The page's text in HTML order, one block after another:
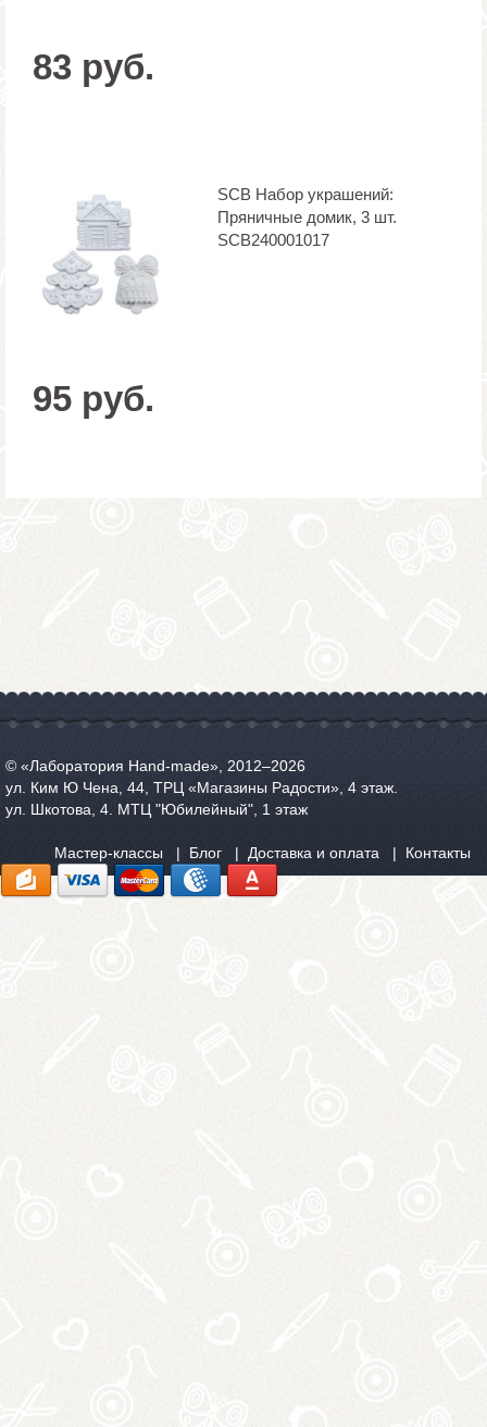
83 руб.
SCB Набор украшений:
Пряничные домик, 3 шт.
SCB240001017
95 руб.
© «Лаборатория Hand-made», 2012‒2026
ул. Ким Ю Чена, 44, ТРЦ «Магазины Радости», 4 этаж.
ул. Шкотова, 4. МТЦ "Юбилейный", 1 этаж
Мастер-классы Блог Доставка и оплата Контакты